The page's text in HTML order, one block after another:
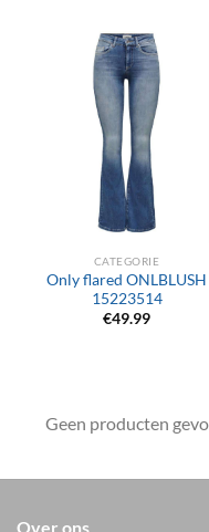
CATEGORIE
Only flared ONLBLUSH
15223514
€49.99
Geen producten
Over ons